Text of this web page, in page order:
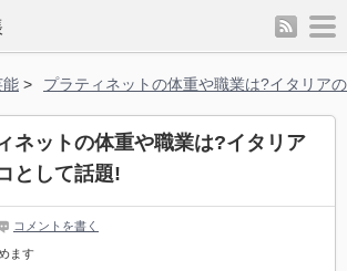
rss
能 >
プラティネットの体重や職業は?イタリアの
ネットの体重や職業は?イタリア
として話題!
コメントを書く
ます